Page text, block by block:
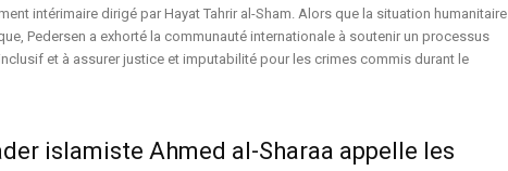
intérimaire dirigé par Hayat Tahrir al-Sham. Alors que la situation humanitaire
Pedersen a exhorté la communauté internationale à soutenir un processus
et à assurer justice et imputabilité pour les crimes commis durant le
islamiste Ahmed al-Sharaa appelle les